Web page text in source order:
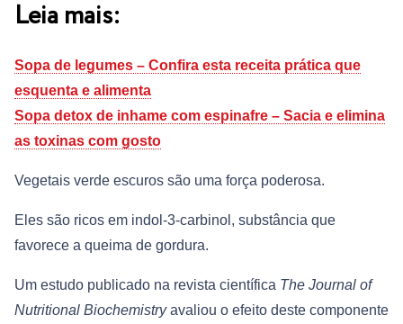
Leia mais:
Sopa de legumes – Confira esta receita prática que
esquenta e alimenta
Sopa detox de inhame com espinafre – Sacia e elimina
as toxinas com gosto
Vegetais verde escuros são uma força poderosa.
Eles são ricos em indol-3-carbinol, substância que
favorece a queima de gordura.
Um estudo publicado na revista científica The Journal of
Nutritional Biochemistryavaliou o efeito deste componente